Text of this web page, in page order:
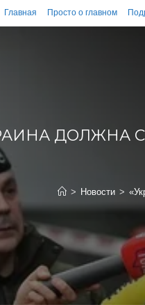
Главная Просто о главном
ДОЛЖНА
> Новости >